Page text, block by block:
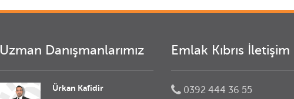
Uzman Danışmanlarımız
Ürkan Kafidir
Emlak Kıbrıs İletişim
0392 444 36 55